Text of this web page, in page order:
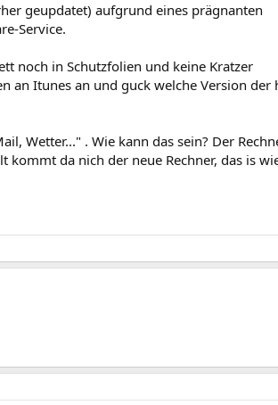
geupdatet) aufgrund eines prägnanten
Service.
noch in Schutzfolien und keine Kratzer
an Itunes an und guck welche Version der
Wetter..." . Wie kann das sein? Der
da nich der neue Rechner, das is